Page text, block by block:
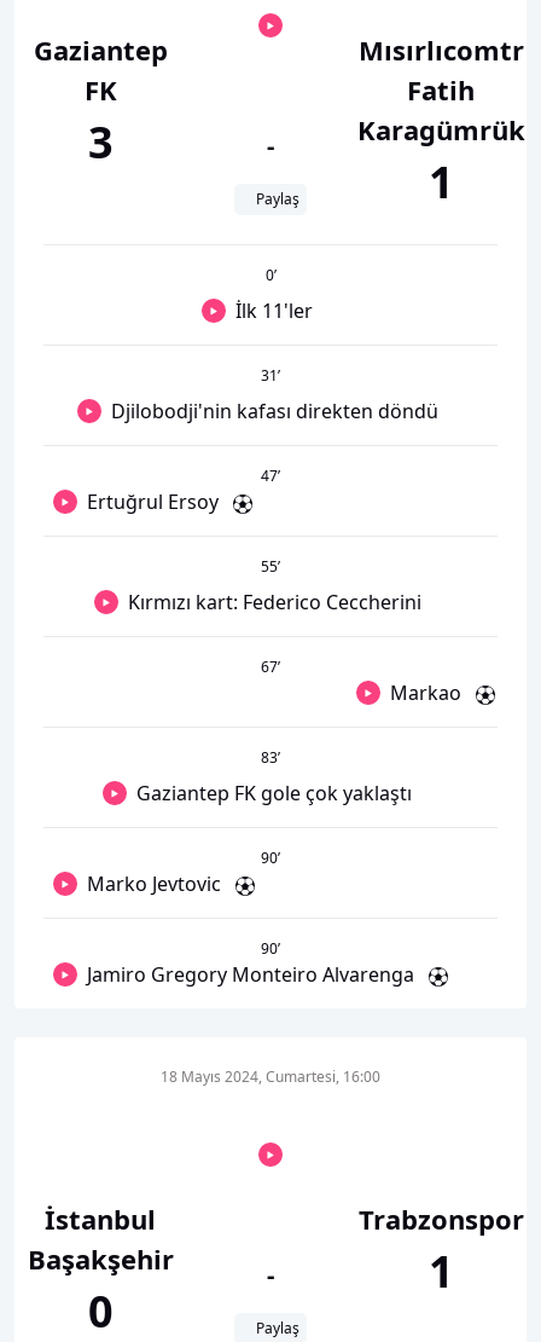
Gaziantep
FK
3 -
Paylaş
Mısırlıcomtr
Fatih
Karagümrük
1
0’
İlk 11'ler
31’
Djilobodji'nin kafası direkten döndü
47’
Ertuğrul Ersoy
55’
Kırmızı kart: Federico Ceccherini
67’
Markao
83’
Gaziantep FK gole çok yaklaştı
90’
Marko Jevtovic
90’
Jamiro Gregory Monteiro Alvarenga
İstanbul
Başakşehir
0
18 Mayıs 2024, Cumartesi, 16:00
-
Paylaş
Trabzonspor
1